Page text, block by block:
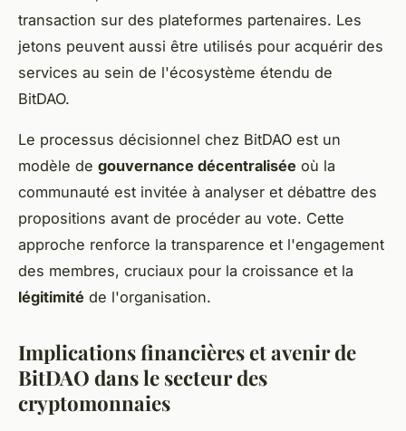
transaction sur des plateformes partenaires. Les
jetons peuvent aussi être utilisés pour acquérir des
services au sein de l'écosystème étendu de
BitDAO.
Le processus décisionnel chez BitDAO est un
modèle de gouvernance décentralisée où la
communauté est invitée à analyser et débattre des
propositions avant de procéder au vote. Cette
approche renforce la transparence et l'engagement
des membres, cruciaux pour la croissance et la
légitimité de l'organisation.
Implications financières et avenir de
BitDAO dans le secteur des
cryptomonnaies